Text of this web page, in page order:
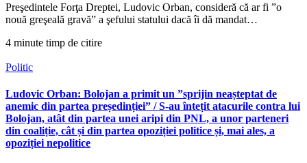
Preşedintele Forţa Dreptei, Ludovic Orban, consideră că ar fi ”o
nouă greşeală gravă” a şefului statului dacă îi dă mandat…
4 minute timp de citire
Politic
Ludovic Orban: Bolojan a primit un ”sprijin neașteptat de
anemic din partea președinției” / S-au întețit atacurile contra lui
Bolojan, atât din partea unei aripi din PNL, a unor parteneri
din coaliție, cât și din partea opoziției politice și, mai ales, a
opoziției nepolitice